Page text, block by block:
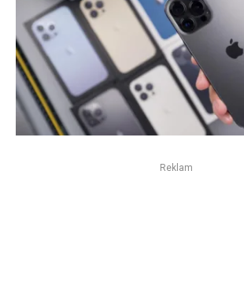
Reklam